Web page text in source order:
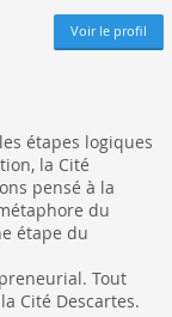
Voir le profil
étapes logiques
la Cité
pensé à la
du
étape du
Tout
Cité Descartes.